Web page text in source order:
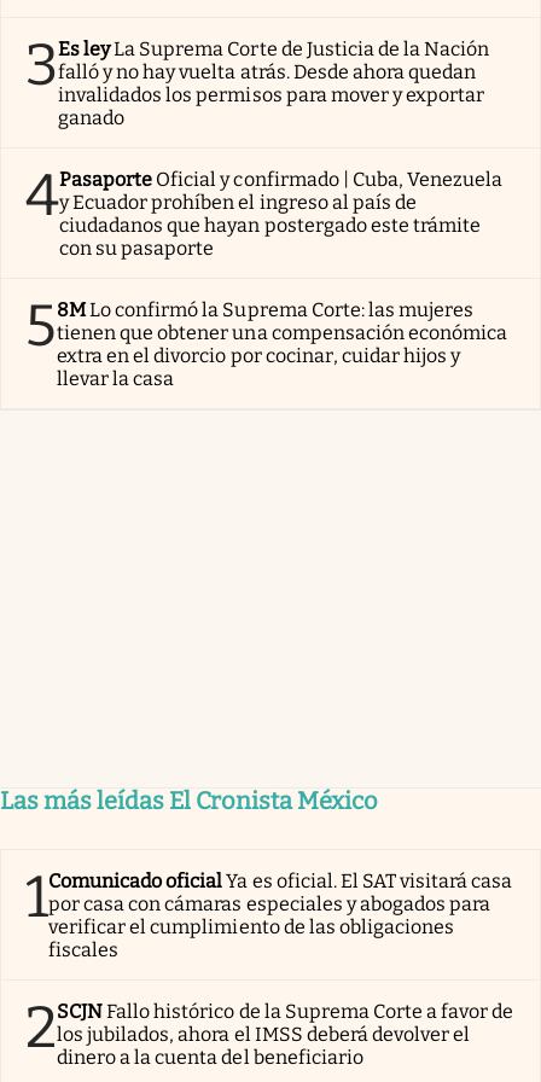
3Es leyLa Suprema Corte de Justicia de la Nación
falló y no hay vuelta atrás. Desde ahora quedan
invalidados los permisos para mover y exportar
ganado
4Pasaporte Oficial y confirmado | Cuba, Venezuela
y Ecuador prohíben el ingreso al país de
ciudadanos que hayan postergado este trámite
con su pasaporte
58MLo confirmó la Suprema Corte: las mujeres
tienen que obtener una compensación económica
extra en el divorcio por cocinar, cuidar hijos y
llevar la casa
Las más leídas El Cronista México
1Comunicado oficialYa es oficial. El SAT visitará casa
por casa con cámaras especiales y abogados para
verificar el cumplimiento de las obligaciones
fiscales
2SCJNFallo histórico de la Suprema Corte a favor de
los jubilados, ahora el IMSS deberá devolver el
dinero a la cuenta del beneficiario